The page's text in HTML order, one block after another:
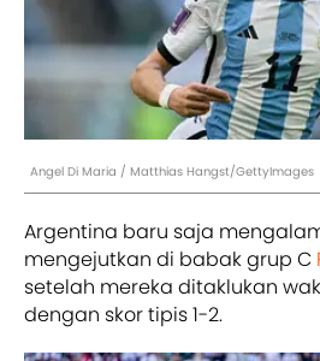
Angel Di Maria / Matthias Hangst/GettyImages
Argentina baru saja
mengejutkan di babak grup C
setelah mereka ditaklukan
dengan skor tipis 1-2.